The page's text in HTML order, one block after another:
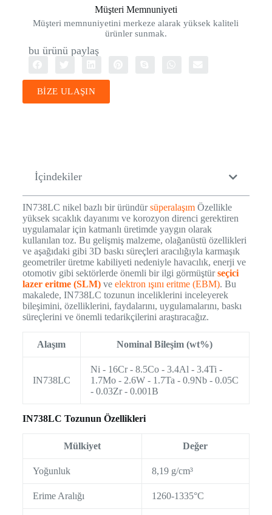
Müşteri Memnuniyeti
Müşteri memnuniyetini merkeze alarak yüksek kaliteli
ürünler sunmak.
bu ürünü paylaş
BİZE ULAŞIN
İçindekiler
IN738LC nikel bazlı bir üründürsüperalaşımÖzellikle
yüksek sıcaklık dayanımı ve korozyon direnci gerektiren
uygulamalar için katmanlı üretimde yaygın olarak
kullanılan toz. Bu gelişmiş malzeme, olağanüstü özellikleri
ve aşağıdaki gibi 3D baskı süreçleri aracılığıyla karmaşık
geometriler üretme kabiliyeti nedeniyle havacılık, enerji ve
otomotiv gibi sektörlerde önemli bir ilgi görmüştürseçici
lazer eritme (SLM)ve elektron ışını eritme (EBM). Bu
makalede, IN738LC tozunun inceliklerini inceleyerek
bileşimini, özelliklerini, faydalarını, uygulamalarını, baskı
süreçlerini ve önemli tedarikçilerini araştıracağız.
Alaşım Nominal Bileşim (wt%)
IN738LC
Ni - 16Cr - 8.5Co - 3.4Al - 3.4Ti -
1.7Mo - 2.6W - 1.7Ta - 0.9Nb - 0.05C
- 0.03Zr - 0.001B
IN738LC Tozunun Özellikleri
Mülkiyet Değer
Yoğunluk 8,19 g/cm³
Erime Aralığı 1260-1335°C